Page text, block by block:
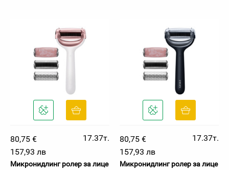
80,75 €
17.37т.
157,93 лв
Микронидлинг ролер за лице
80,75 €
17.37т.
157,93 лв
Микронидлинг ролер за лице